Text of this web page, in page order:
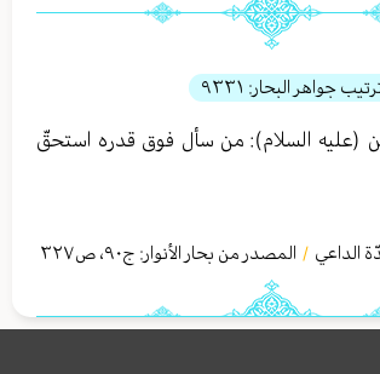
جواهر البحار: ٩٣٣١
(عليه السلام): من سأل فوق قدره استحقّ
الداعي / المصدر من بحار الأنوار: ج٩٠، ص٣٢٧